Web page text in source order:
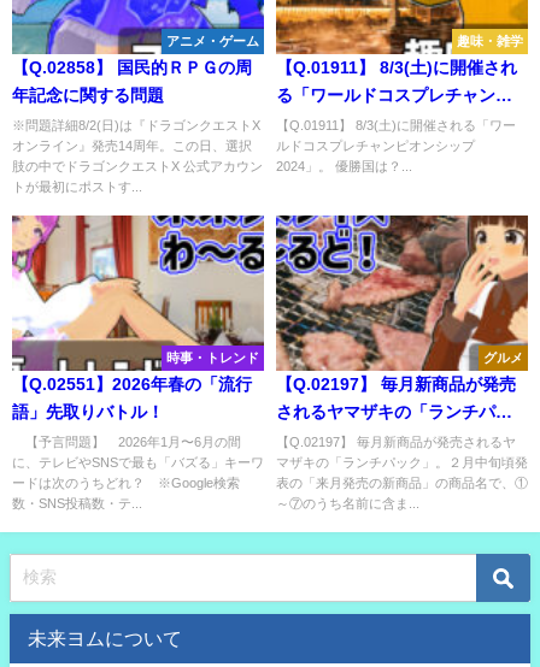
アニメ・ゲーム
【Q.02858】 国民的ＲＰＧの周
年記念に関する問題
※問題詳細8/2(日)は『ドラゴンクエストX
オンライン』発売14周年。この日、選択
肢の中でドラゴンクエストX 公式アカウン
トが最初にポストす...
趣味・雑学
【Q.01911】 8/3(土)に開催され
る「ワールドコスプレチャンピ
オンシップ2024」。 優勝国は？
【Q.01911】 8/3(土)に開催される「ワー
ルドコスプレチャンピオンシップ
2024」。 優勝国は？...
時事・トレンド
【Q.02551】2026年春の「流行
語」先取りバトル！
【予言問題】 2026年1月〜6月の間
に、テレビやSNSで最も「バズる」キーワ
ードは次のうちどれ？ ※Google検索
数・SNS投稿数・テ...
グルメ
【Q.02197】 毎月新商品が発売
されるヤマザキの「ランチパッ
ク」。２月中旬頃発表の「来月
発売の新商品」の商品名で、①
～⑦のうち名前に含まれる単語
【Q.02197】 毎月新商品が発売されるヤ
マザキの「ランチパック」。２月中旬頃発
表の「来月発売の新商品」の商品名で、①
～⑦のうち名前に含ま...
未来ヨムについて